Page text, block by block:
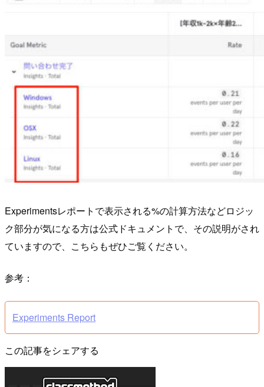
Experimentsレポートで表示される%の計算方法などロジッ
ク部分が気になる方は公式ドキュメントで、その説明がされ
ていますので、こちらもぜひご覧ください。
参考：
Experiments Report
この記事をシェアする